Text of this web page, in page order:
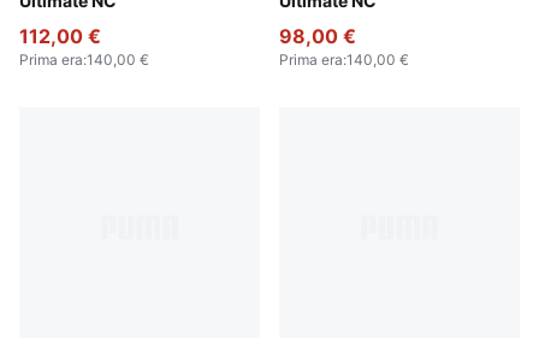
112,00 €
Prima era:140,00 €
98,00 €
Prima era:140,00 €